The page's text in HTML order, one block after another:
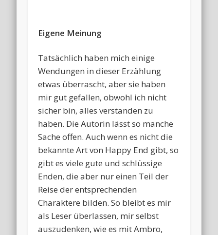
Eigene Meinung
Tatsächlich haben mich einige
Wendungen in dieser Erzählung
etwas überrascht, aber sie haben
mir gut gefallen, obwohl ich nicht
sicher bin, alles verstanden zu
haben. Die Autorin lässt so manche
Sache offen. Auch wenn es nicht die
bekannte Art von Happy End gibt, so
gibt es viele gute und schlüssige
Enden, die aber nur einen Teil der
Reise der entsprechenden
Charaktere bilden. So bleibt es mir
als Leser überlassen, mir selbst
auszudenken, wie es mit Ambro,